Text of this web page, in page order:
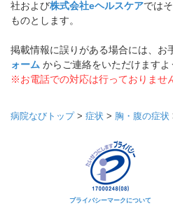
社および株式会社eヘルスケアでは
ものとします。
掲載情報に誤りがある場合には、お
ォーム からご連絡をいただけますよ
※お電話での対応は行っておりませ
病院なびトップ> 症状 > 胸・腹の症状
プライバシーマークについて